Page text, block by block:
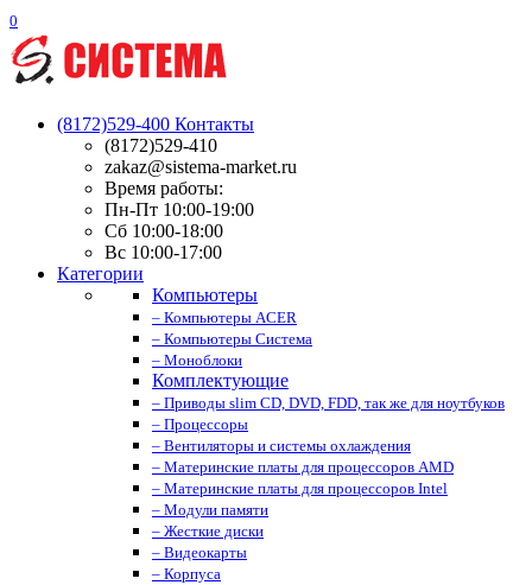
0
(8172)529-400 Контакты
(8172)529-410
zakaz@sistema-market.ru
Время работы:
Пн-Пт 10:00-19:00
Сб 10:00-18:00
Вс 10:00-17:00
Категории
Компьютеры
– Компьютеры ACER
– Компьютеры Система
– Моноблоки
Комплектующие
– Приводы slim CD, DVD, FDD, так же для ноутбуков
– Процессоры
– Вентиляторы и системы охлаждения
– Материнские платы для процессоров AMD
– Материнские платы для процессоров Intel
– Модули памяти
– Жесткие диски
– Видеокарты
– Корпуса